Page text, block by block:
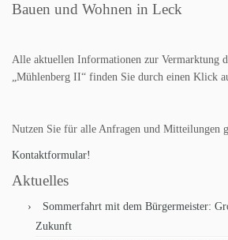
Bauen und Wohnen in Leck
Alle aktuellen Informationen zur Vermarktung
„Mühlenberg II“ finden Sie durch einen Klick
Nutzen Sie für alle Anfragen und Mitteilungen
Kontaktformular!
Aktuelles
Sommerfahrt mit dem Bürgermeister:
Zukunft